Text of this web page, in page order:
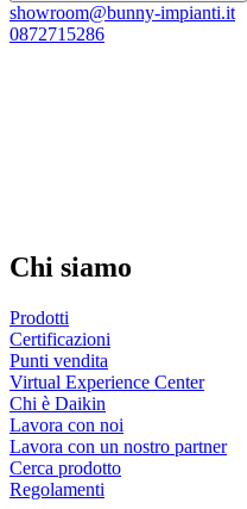
showroom@bunny-impianti.it
0872715286
Chi siamo
Prodotti
Certificazioni
Punti vendita
Virtual Experience Center
Chi è Daikin
Lavora con noi
Lavora con un nostro partner
Cerca prodotto
Regolamenti